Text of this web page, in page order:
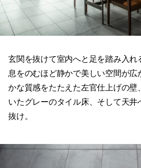
玄関を抜けて室内へと足を踏み入れ
息をのむほど静かで美しい空間が広
かな質感をたたえた左官仕上げの壁
いたグレーのタイル床、そして天井
抜け。